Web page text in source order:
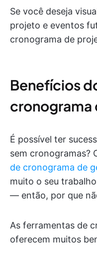
Se você deseja
projeto e eventos
cronograma de
Benefícios
cronograma
É possível ter
sem cronogramas?
de cronograma de
muito o seu
— então, por que
As ferramentas de
oferecem muitos